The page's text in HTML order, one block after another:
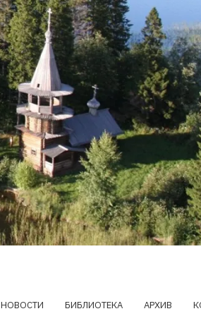
НОВОСТИ БИБЛИОТЕКА АРХИВ